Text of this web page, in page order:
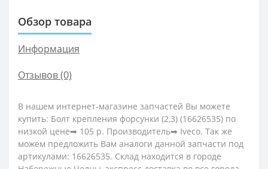
Обзор товара
Информация
Отзывов (0)
В нашем интернет-магазине запчастей Вы можете
купить: Болт крепления форсунки (2,3) (16626535) по
низкой цене➡ 105 р. Производитель➡ Iveco. Так же
можем предложить Вам аналоги данной запчасти под
артикулами: 16626535. Склад находится в городе